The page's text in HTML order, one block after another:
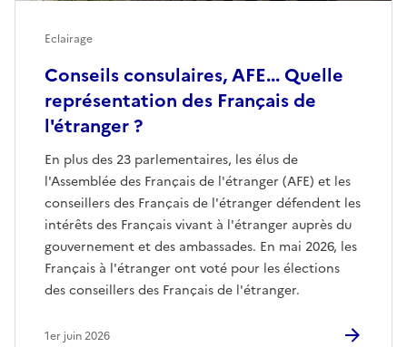
Conseils consulaires, AFE... Quelle
représentation des Français de
l'étranger ?
En plus des 23 parlementaires, les élus de
l'Assemblée des Français de l'étranger (AFE) et les
conseillers des Français de l'étranger défendent les
intérêts des Français vivant à l'étranger auprès du
gouvernement et des ambassades. En mai 2026, les
Français à l'étranger ont voté pour les élections
des conseillers des Français de l'étranger.
Eclairage
1er juin 2026